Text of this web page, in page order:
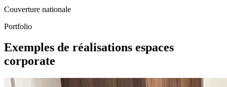
Couverture nationale
Portfolio
Exemples de réalisations espaces
corporate